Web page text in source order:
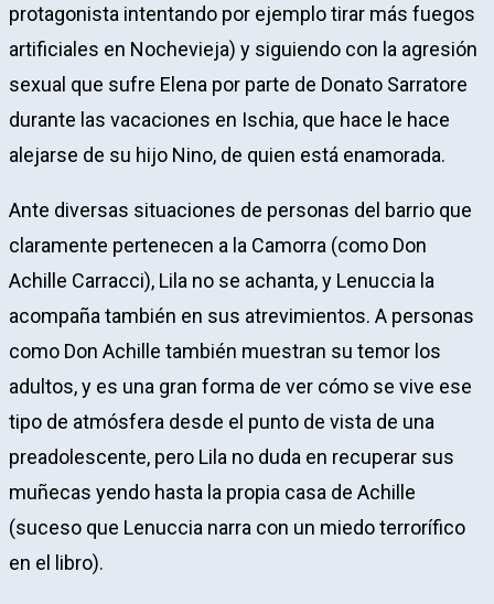
protagonista intentando por ejemplo tirar más fuegos
artificiales en Nochevieja) y siguiendo con la agresión
sexual que sufre Elena por parte de Donato Sarratore
durante las vacaciones en Ischia, que hace le hace
alejarse de su hijo Nino, de quien está enamorada.
Ante diversas situaciones de personas del barrio que
claramente pertenecen a la Camorra (como Don
Achille Carracci), Lila no se achanta, y Lenuccia la
acompaña también en sus atrevimientos. A personas
como Don Achille también muestran su temor los
adultos, y es una gran forma de ver cómo se vive ese
tipo de atmósfera desde el punto de vista de una
preadolescente, pero Lila no duda en recuperar sus
muñecas yendo hasta la propia casa de Achille
(suceso que Lenuccia narra con un miedo terrorífico
en el libro).